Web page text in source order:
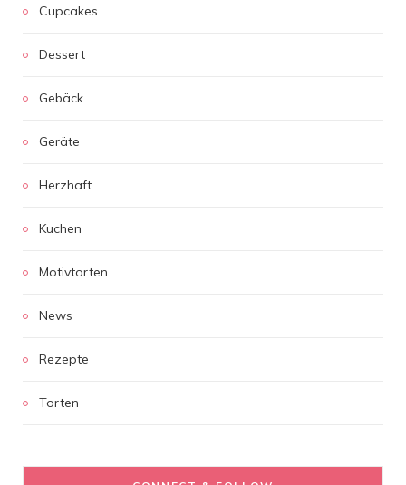
Cupcakes
Dessert
Gebäck
Geräte
Herzhaft
Kuchen
Motivtorten
News
Rezepte
Torten